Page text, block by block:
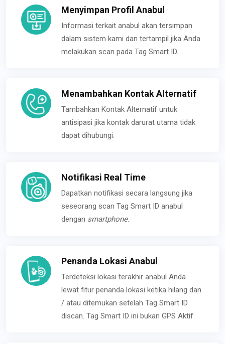
Menyimpan Profil Anabul
Informasi terkait anabul akan tersimpan
dalam sistem kami dan tertampil jika Anda
melakukan scan pada Tag Smart ID.
Menambahkan Kontak Alternatif
Tambahkan Kontak Alternatif untuk
antisipasi jika kontak darurat utama tidak
dapat dihubungi.
Notifikasi Real Time
Dapatkan notifikasi secara langsung jika
seseorang scan Tag Smart ID anabul
dengan smartphone.
Penanda Lokasi Anabul
Terdeteksi lokasi terakhir anabul Anda
lewat fitur penanda lokasi ketika hilang dan
/ atau ditemukan setelah Tag Smart ID
discan. Tag Smart ID ini bukan GPS Aktif.